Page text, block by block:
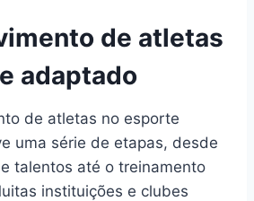
de atletas
adaptado
de atletas no esporte
uma série de etapas, desde
talentos até o treinamento
instituições e clubes